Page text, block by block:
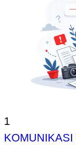
1
KOMUNIKASI